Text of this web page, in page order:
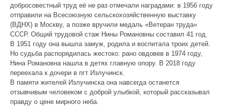
добросовестный труд её не раз отмечали наградами: в 1956 году
отправили на Всесоюзную сельскохозяйственную выставку
(ВДНХ) в Москву, а позже вручили медаль «Ветеран труда»
СССР. Общий трудовой стаж Нины Романовны составил 41 год.
В 1951 году она вышла замуж, родила и воспитала троих детей.
Но судьба распорядилась жестоко: рано овдовев в 1974 году,
Нина Романовна нашла в детях главную опору. В 2018 году
переехала к дочери в пгт Излучинск.
В памяти жителей Излучинска она навсегда останется
отзывчивым человеком с доброй улыбкой, который рассказывал
правду о цене мирного неба.